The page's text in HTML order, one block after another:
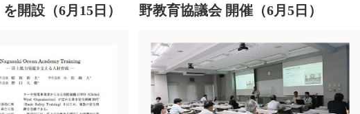
開設（6月15日）
野教育協議会 開催（6月5日）